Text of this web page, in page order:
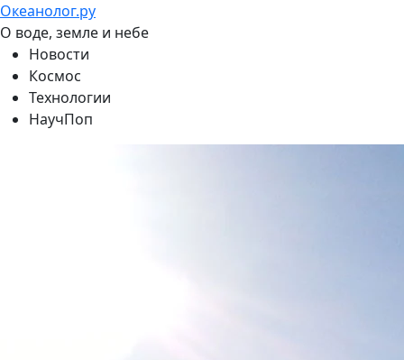
Океанолог.ру
О воде, земле и небе
Новости
Космос
Технологии
НаучПоп